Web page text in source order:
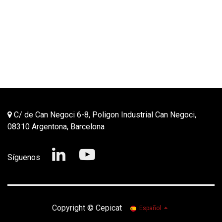
C/ de Can Negoci 6-8, Poligon Industrial Can Negoci,
08310 Argentona, Barcelona
Síguenos
Copyrig​ht © Cepicat Español